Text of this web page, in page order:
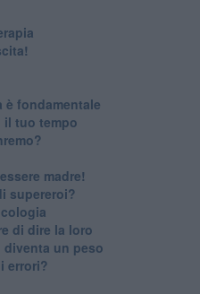
è fondamentale
il tuo tempo
madre!
supereroi?
di dire la loro
un peso
errori?